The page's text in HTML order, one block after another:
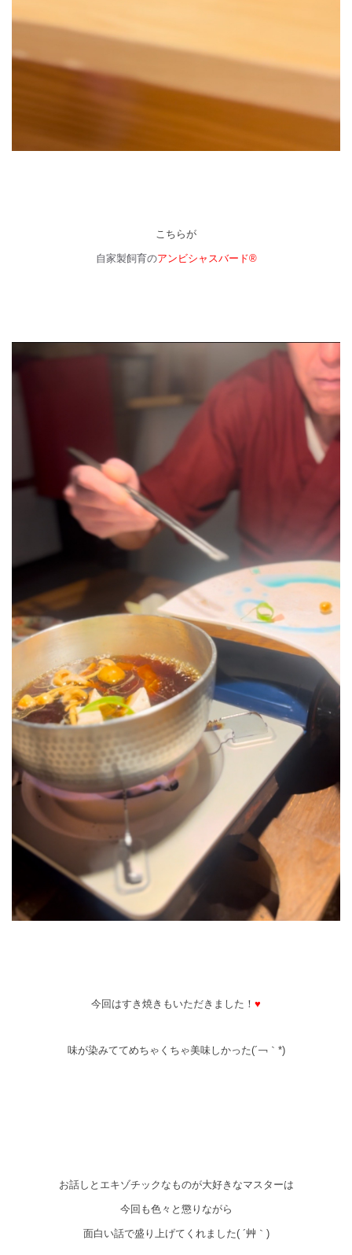
こちらが
自家製飼育のアンビシャスバード®
今回はすき焼きもいただきました！ ♥
味が染みててめちゃくちゃ美味しかった(´￢｀*)
お話しとエキゾチックなものが大好きなマスターは
今回も色々と懲りながら
面白い話で盛り上げてくれました( ´艸｀)